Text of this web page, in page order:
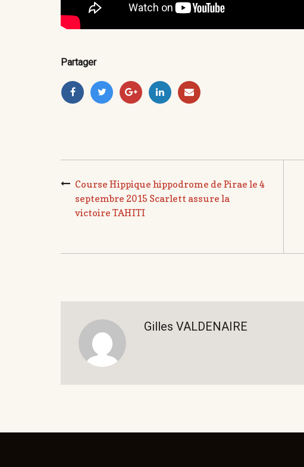
Partager
Course Hippique hippodrome de Pirae le 4
septembre 2015 Scarlett assure la
victoire TAHITI
Gilles VALDENAIRE